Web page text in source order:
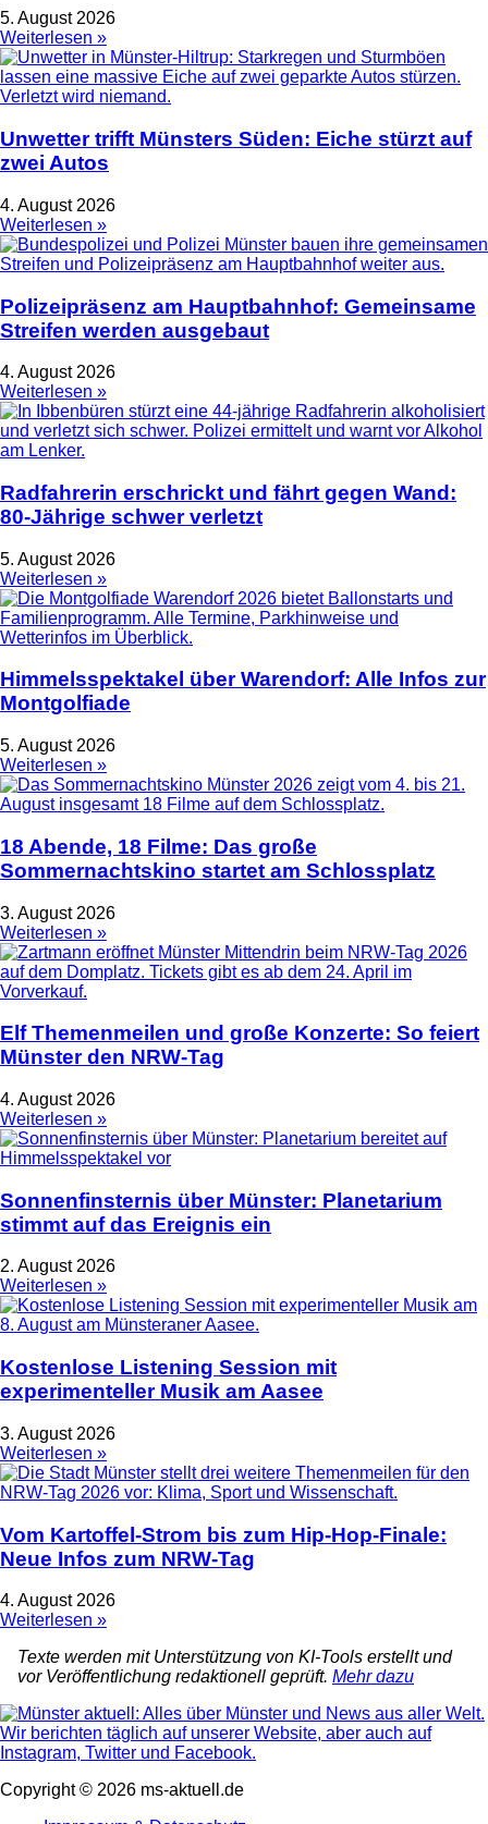
5. August 2026
Weiterlesen »
Unwetter trifft Münsters Süden: Eiche stürzt auf
zwei Autos
4. August 2026
Weiterlesen »
Polizeipräsenz am Hauptbahnhof: Gemeinsame
Streifen werden ausgebaut
4. August 2026
Weiterlesen »
Radfahrerin erschrickt und fährt gegen Wand:
80-Jährige schwer verletzt
5. August 2026
Weiterlesen »
Himmelsspektakel über Warendorf: Alle Infos zur
Montgolfiade
5. August 2026
Weiterlesen »
18 Abende, 18 Filme: Das große
Sommernachtskino startet am Schlossplatz
3. August 2026
Weiterlesen »
Elf Themenmeilen und große Konzerte: So feiert
Münster den NRW-Tag
4. August 2026
Weiterlesen »
Sonnenfinsternis über Münster: Planetarium
stimmt auf das Ereignis ein
2. August 2026
Weiterlesen »
Kostenlose Listening Session mit
experimenteller Musik am Aasee
3. August 2026
Weiterlesen »
Vom Kartoffel-Strom bis zum Hip-Hop-Finale:
Neue Infos zum NRW-Tag
4. August 2026
Weiterlesen »
Texte werden mit Unterstützung von KI-Tools erstellt und
vor Veröffentlichung redaktionell geprüft. Mehr dazu
Copyright © 2026 ms-aktuell.de